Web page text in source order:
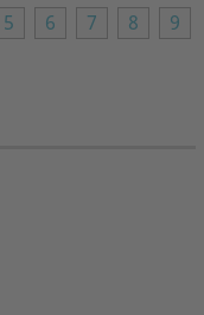
5 6 7 8
9